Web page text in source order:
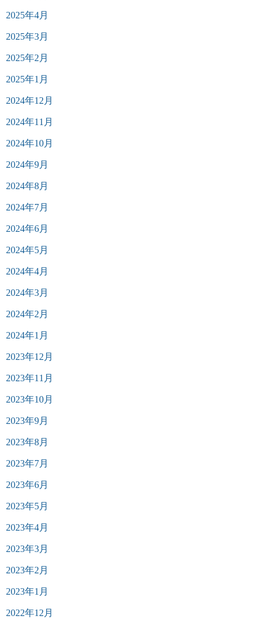
2025年4月
2025年3月
2025年2月
2025年1月
2024年12月
2024年11月
2024年10月
2024年9月
2024年8月
2024年7月
2024年6月
2024年5月
2024年4月
2024年3月
2024年2月
2024年1月
2023年12月
2023年11月
2023年10月
2023年9月
2023年8月
2023年7月
2023年6月
2023年5月
2023年4月
2023年3月
2023年2月
2023年1月
2022年12月